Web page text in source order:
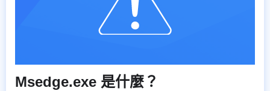
Msedge.exe 是什麼？